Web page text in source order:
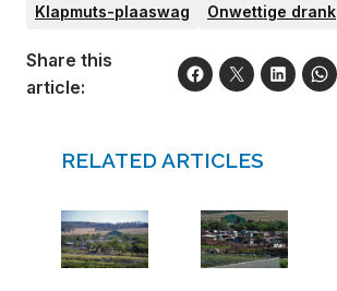
Klapmuts-plaaswag
Onwettige drank
Share this
article:
RELATED ARTICLES